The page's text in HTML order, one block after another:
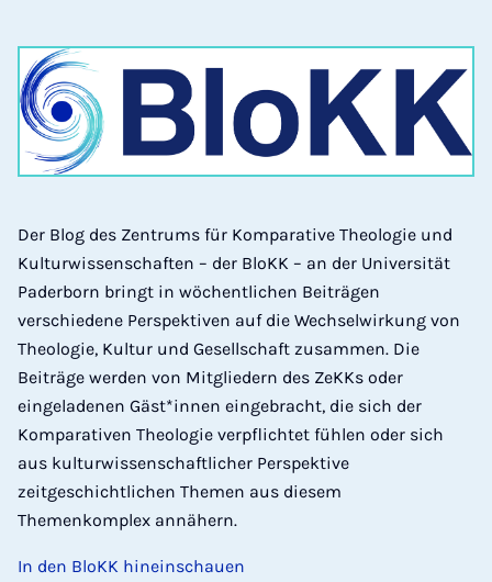
Der Blog des Zentrums für Komparative Theologie und
Kulturwissenschaften – der BloKK – an der Universität
Paderborn bringt in wöchentlichen Beiträgen
verschiedene Perspektiven auf die Wechselwirkung von
Theologie, Kultur und Gesellschaft zusammen. Die
Beiträge werden von Mitgliedern des ZeKKs oder
eingeladenen Gäst*innen eingebracht, die sich der
Komparativen Theologie verpflichtet fühlen oder sich
aus kulturwissenschaftlicher Perspektive
zeitgeschichtlichen Themen aus diesem
Themenkomplex annähern.
In den BloKK hineinschauen